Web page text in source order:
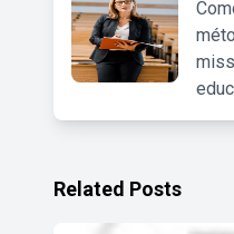
Related Posts